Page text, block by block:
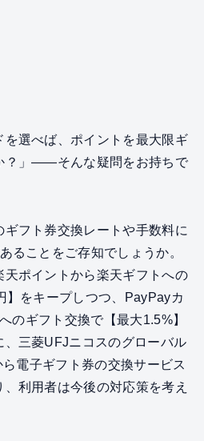
を選べば、ポイントを最大限ギ
？」――そんな疑問をお持ちで
フト券交換レートや手数料に
ることをご存知でしょうか。
ポイントから楽天ギフトへの
】をキープしつつ、PayPayカ
のギフト交換で【最大1.5%】
三菱UFJニコスのグローバル
電子ギフト券の交換サービス
利用者は今後の対応策を考え